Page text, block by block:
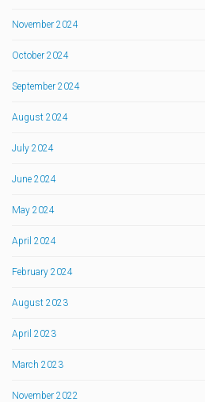
November 2024
October 2024
September 2024
August 2024
July 2024
June 2024
May 2024
April 2024
February 2024
August 2023
April 2023
March 2023
November 2022